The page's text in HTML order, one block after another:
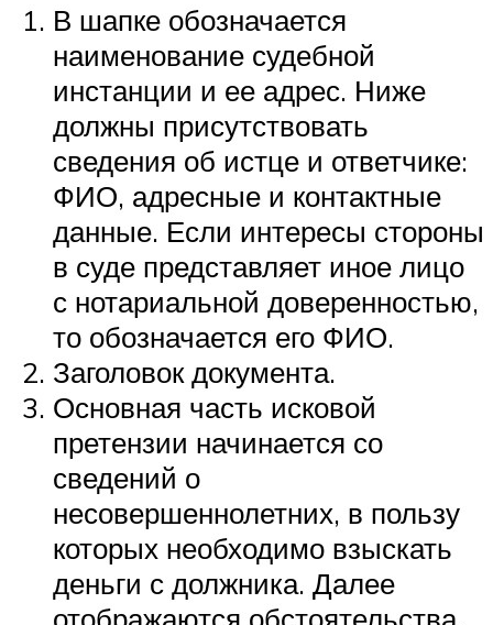
В шапке обозначается
наименование судебной
инстанции и ее адрес. Ниже
должны присутствовать
сведения об истце и ответчике:
ФИО, адресные и контактные
данные. Если интересы стороны
в суде представляет иное лицо
с нотариальной доверенностью,
то обозначается его ФИО.
Заголовок документа.
Основная часть исковой
претензии начинается со
сведений о
несовершеннолетних, в пользу
которых необходимо взыскать
деньги с должника. Далее